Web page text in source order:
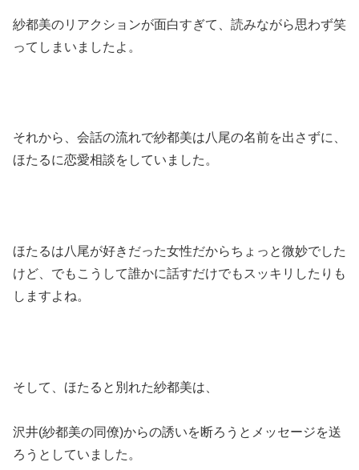
紗都美のリアクションが面白すぎて、読みながら思わず笑
ってしまいましたよ。
それから、会話の流れで紗都美は八尾の名前を出さずに、
ほたるに恋愛相談をしていました。
ほたるは八尾が好きだった女性だからちょっと微妙でした
けど、でもこうして誰かに話すだけでもスッキリしたりも
しますよね。
そして、ほたると別れた紗都美は、
沢井(紗都美の同僚)からの誘いを断ろうとメッセージを送
ろうとしていました。